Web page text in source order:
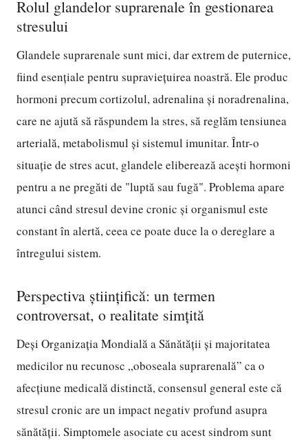
Rolul glandelor suprarenale în gestionarea
stresului
Glandele suprarenale sunt mici, dar extrem de puternice,
fiind esențiale pentru supraviețuirea noastră. Ele produc
hormoni precum cortizolul, adrenalina și noradrenalina,
care ne ajută să răspundem la stres, să reglăm tensiunea
arterială, metabolismul și sistemul imunitar. Într-o
situație de stres acut, glandele eliberează acești hormoni
pentru a ne pregăti de "luptă sau fugă". Problema apare
atunci când stresul devine cronic și organismul este
constant în alertă, ceea ce poate duce la o dereglare a
întregului sistem.
Perspectiva științifică: un termen
controversat, o realitate simțită
Deși Organizația Mondială a Sănătății și majoritatea
medicilor nu recunosc „oboseala suprarenală” ca o
afecțiune medicală distinctă, consensul general este că
stresul cronic are un impact negativ profund asupra
sănătății. Simptomele asociate cu acest sindrom sunt